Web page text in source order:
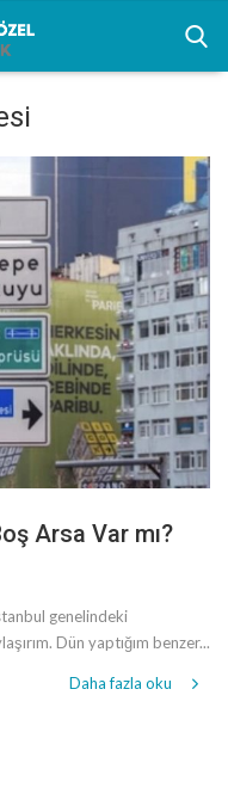
Arsa Var mı?
genelindeki
Dün yaptığım benzer...
Daha fazla oku